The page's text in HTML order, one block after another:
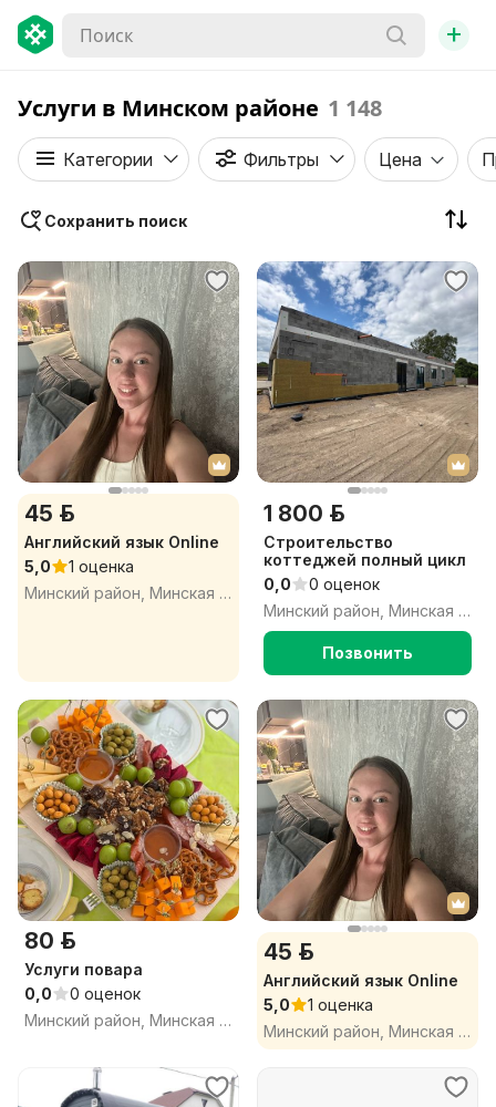
+
Услуги в Минском районе 1 148
Категории Фильтры Цена
Сохранить поиск
45 р.
Английский язык Online
5,0
1 оценка
Минский район, Минская обл.
1 800 р.
Строительство
коттеджей полный цикл
0,0
0 оценок
Минский район, Минская обл.
Позвонить
80 р.
Услуги повара
0,0
0 оценок
Минский район, Минская обл.
45 р.
Английский язык Online
5,0
1 оценка
Минский район, Минская обл.